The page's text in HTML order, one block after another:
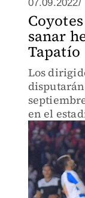
07.09.2022/
sanar
Tapatío
Los
en el